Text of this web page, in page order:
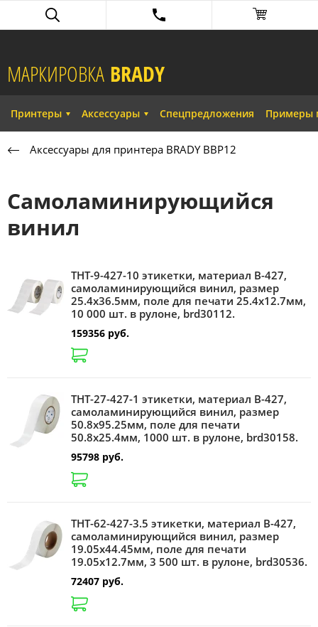
МАРКИРОВКА BRADY​
Принтеры Аксессуары Спецпредложения Примеры
Аксессуары для принтера BRADY BBP12
Самоламинирующийся
винил
THT-9-427-10 этикетки, материал В-427,
самоламинирующийся винил, размер
25.4х36.5мм, поле для печати 25.4х12.7мм,
10 000 шт. в рулоне, brd30112.
159356 руб.
THT-27-427-1 этикетки, материал В-427,
самоламинирующийся винил, размер
50.8х95.25мм, поле для печати
50.8х25.4мм, 1000 шт. в рулоне, brd30158.
95798 руб.
THT-62-427-3.5 этикетки, материал В-427,
самоламинирующийся винил, размер
19.05х44.45мм, поле для печати
19.05х12.7мм, 3 500 шт. в рулоне, brd30536.
72407 руб.